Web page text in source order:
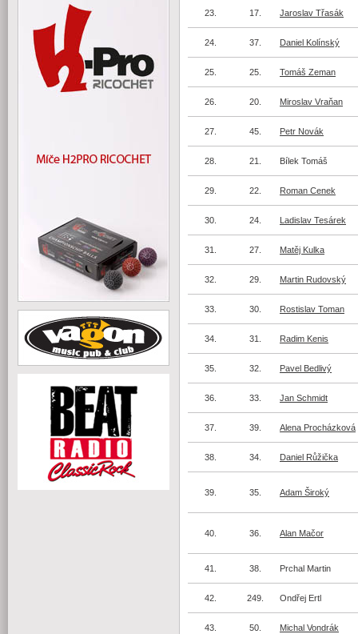
23. 17. Jaroslav Třasák
24. 37. Daniel Kolínský
25. 25. Tomáš Zeman
26. 20. Miroslav Vraňan
27. 45. Petr Novák
28. 21. Bílek Tomáš
29. 22. Roman Cenek
30. 24. Ladislav Tesárek
31. 27. Matěj Kulka
32. 29. Martin Rudovský
33. 30. Rostislav Toman
34. 31. Radim Kenis
35. 32. Pavel Bedlivý
36. 33. Jan Schmidt
37. 39. Alena Procházková
38. 34. Daniel Růžička
39. 35. Adam Široký
40. 36. Alan Mačor
41. 38. Prchal Martin
42. 249. Ondřej Ertl
43. 50. Michal Vondrák